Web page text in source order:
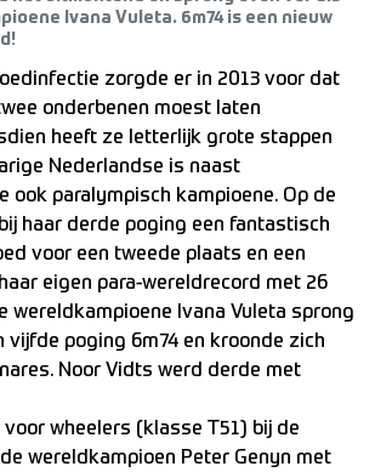
Ivana Vuleta. 6m74 is een nieuw
zorgde er in 2013 voor dat
onderbenen moest laten
heeft ze letterlijk grote stappen
Nederlandse is naast
ook paralympisch kampioene. Op de
haar derde poging een fantastisch
voor een tweede plaats en een
eigen para-wereldrecord met 26
wereldkampioene Ivana Vuleta sprong
vijfde poging 6m74 en kroonde zich
Noor Vidts werd derde met
voor wheelers (klasse T51) bij de
wereldkampioen Peter Genyn met